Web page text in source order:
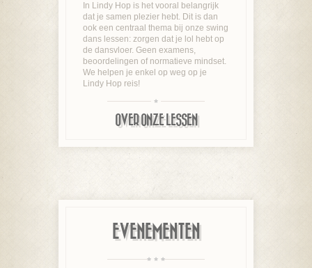
In Lindy Hop is het vooral belangrijk
dat je samen plezier hebt. Dit is dan
ook een centraal thema bij onze swing
dans lessen: zorgen dat je lol hebt op
de dansvloer. Geen examens,
beoordelingen of normatieve mindset.
We helpen je enkel op weg op je
Lindy Hop reis!
OVER ONZE LESSEN
EVENEMENTEN